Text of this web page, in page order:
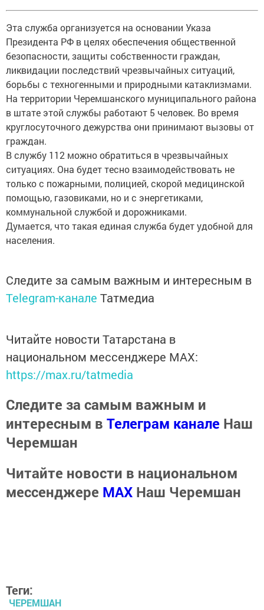
Эта служба организуется на основании Указа
Президента РФ в целях обеспечения общественной
безопасности, защиты собственности граждан,
ликвидации последствий чрезвычайных ситуаций,
борьбы с техногенными и природными катаклизмами.
На территории Черемшанского муниципального района
в штате этой службы работают 5 человек. Во время
круглосуточного дежурства они принимают вызовы от
граждан.
В службу 112 можно обратиться в чрезвычайных
ситуациях. Она будет тесно взаимодействовать не
только с пожарными, полицией, скорой медицинской
помощью, газовиками, но и с энергетиками,
коммунальной службой и дорожниками.
Думается, что такая единая служба будет удобной для
населения.
Следите за самым важным и интересным в
Telegram-канале Татмедиа
Читайте новости Татарстана в
национальном мессенджере MАХ:
https://max.ru/tatmedia
Следите за самым важным и
интересным в Телеграм канале Наш
Черемшан
Читайте новости в национальном
мессенджере MАХ Наш Черемшан
Теги:
ЧЕРЕМШАН